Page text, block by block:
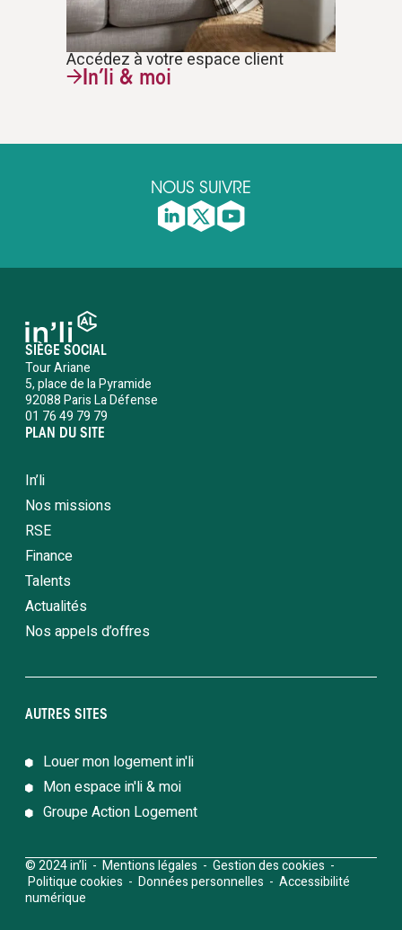
Accédez à votre espace client
In’li & moi
NOUS SUIVRE
SIÈGE SOCIAL
Tour Ariane
5, place de la Pyramide
92088 Paris La Défense
01 76 49 79 79
PLAN DU SITE
In’li
Nos missions
RSE
Finance
Talents
Actualités
Nos appels d’offres
AUTRES SITES
Louer mon logement in'li
Mon espace in'li & moi
Groupe Action Logement
© 2024 in’li - Mentions légales - Gestion des cookies -
Politique cookies - Données personnelles - Accessibilité
numérique